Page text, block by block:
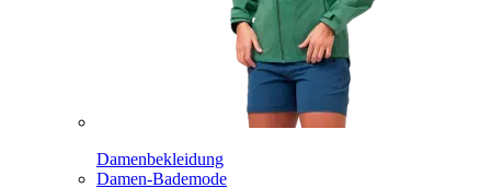
Damenbekleidung
Damen-Bademode